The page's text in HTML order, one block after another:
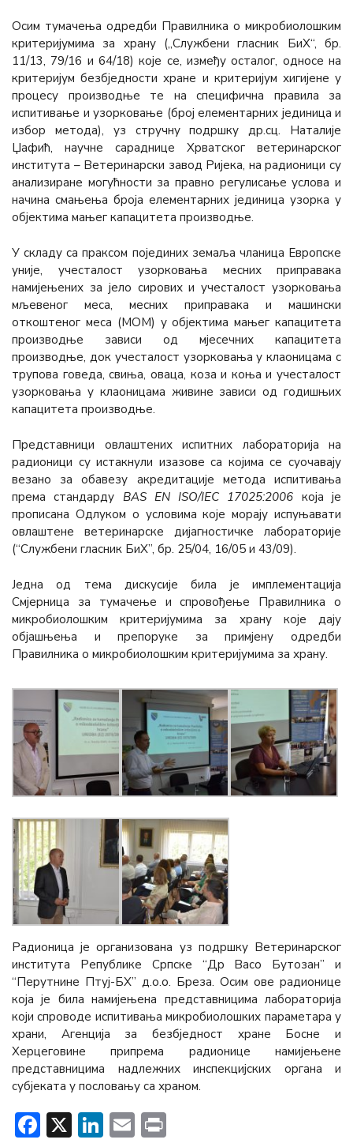
Осим тумачења одредби Правилника о микробиолошким
критеријумима за храну („Службени гласник БиХ“, бр.
11/13, 79/16 и 64/18) које се, између осталог, односе на
критеријум безбједности хране и критеријум хигијене у
процесу производње те на специфична правила за
испитивање и узорковање (број елементарних јединица и
избор метода), уз стручну подршку др.сц. Наталије
Џафић, научне сараднице Хрватског ветеринарског
института – Ветеринарски завод Ријека, на радионици су
анализиране могућности за правно регулисање услова и
начина смањења броја елементарних јединица узорка у
објектима мањег капацитета производње.
У складу са праксом појединих земаља чланица Европске
уније, учесталост узорковања месних приправака
намијењених за јело сирових и учесталост узорковања
мљевеног меса, месних приправака и машински
откоштеног меса (МОМ) у објектима мањег капацитета
производње зависи од мјесечних капацитета
производње, док учесталост узорковања у клаоницама с
трупова говеда, свиња, оваца, коза и коња и учесталост
узорковања у клаоницама живине зависи од годишњих
капацитета производње.
Представници овлаштених испитних лабораторија на
радионици су истакнули изазове са којима се суочавају
везано за обавезу акредитације метода испитивања
према стандарду BAS EN ISO/IEC 17025:2006 која је
прописана Одлуком о условима које морају испуњавати
овлаштене ветеринарске дијагностичке лабораторије
(“Службени гласник БиХ”, бр. 25/04, 16/05 и 43/09).
Једна од тема дискусије била је имплементација
Смјерница за тумачење и спровођење Правилника о
микробиолошким критеријумима за храну које дају
објашњења и препоруке за примјену одредби
Правилника о микробиолошким критеријумима за храну.
Радионица је организована уз подршку Ветеринарског
института Републике Српске “Др Васо Бутозан” и
“Перутнине Птуј-БХ” д.о.о. Бреза. Осим ове радионице
која је била намијењена представницима лабораторија
који спроводе испитивања микробиолошких параметара у
храни, Агенција за безбједност хране Босне и
Херцеговине припрема радионице намијењене
представницима надлежних инспекцијских органа и
субјеката у пословању са храном.
Facebook
X LinkedIn
Email